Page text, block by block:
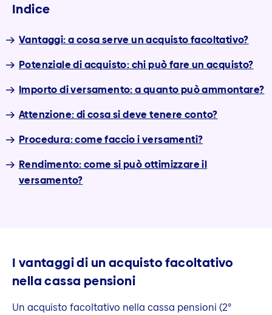
Indice
Vantaggi: a cosa serve un acquisto facoltativo?
Potenziale di acquisto: chi può fare un acquisto?
Importo di versamento: a quanto può ammontare?
Attenzione: di cosa si deve tenere conto?
Procedura: come faccio i versamenti?
Rendimento: come si può ottimizzare il
versamento?
I vantaggi di un acquisto facoltativo
nella cassa pensioni
Un acquisto facoltativo nella cassa pensioni (2°